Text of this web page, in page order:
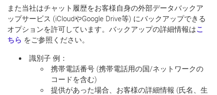
また当社はチャット履歴をお客様自身の外部データバックア
ップサービス (iCloudやGoogle Drive等) にバックアップできる
オプションを許可しています。バックアップの詳細情報はこ
ちら をご参照ください。
識別子 例：
携帯電話番号 (携帯電話用の国/ネットワークの
コードを含む)
提供があった場合、お客様の詳細情報 (氏名、生